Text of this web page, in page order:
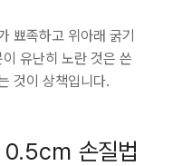
뾰족하고 위아래 굵기
유난히 노란 것은 쓴
것이 상책입니다.
0.5cm 손질법